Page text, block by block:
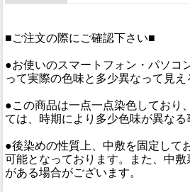
■ご注文の際にご確認下さい■
●お使いのスマートフォン・パソコ
って実際の色味と多少異なって見え
●この商品は一点一点染色しており
ては、時期により多少色味が異なる
●後染めの性質上、中敷を固定して
可能となっております。また、中
がある場合がございます。